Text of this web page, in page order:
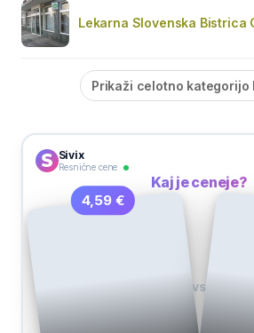
Lekarna Slovenska Bistrica
Prikaži celotno kategorijo
Sivix
Resnične cene
Kaj je ceneje?
4,59 €
VS